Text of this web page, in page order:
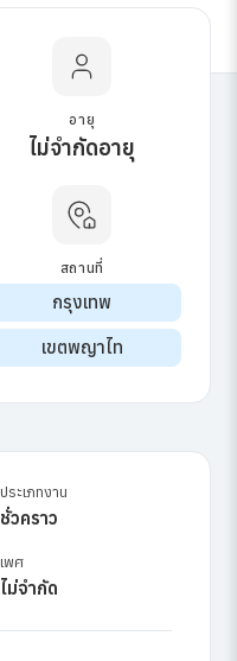
อายุ
ไม่จำกัดอายุ
สถานที่
กรุงเทพ
เขตพญาไท
ประเภทงาน
ชั่วคราว
เพศ
ไม่จำกัด